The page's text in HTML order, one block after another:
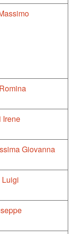
Irene
Giovanna
Luigi